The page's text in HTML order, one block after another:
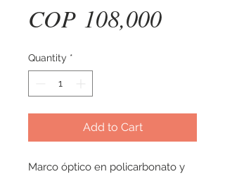
COP 108,000Price
Quantity *
Add to Cart
Marco óptico en policarbonato y